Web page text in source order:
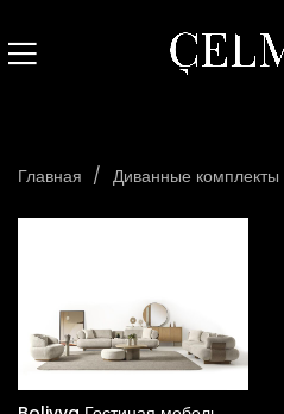
Главная Диванные комплекты